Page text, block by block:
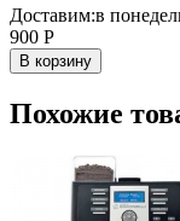
Доставим:в
900 Р
В корзину
Похожие